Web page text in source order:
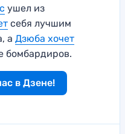
ушел из
себя лучшим
а Дзюба хочет
бомбардиров.
в Дзене!